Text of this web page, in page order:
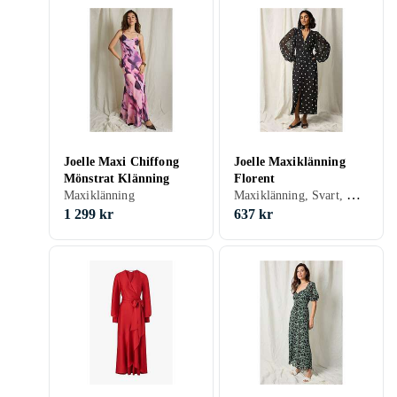
Joelle Maxi Chiffong
Mönstrat Klänning
Maxiklänning
1 299 kr
Joelle Maxiklänning
Florent
Maxiklänning, Svart, Grön, Rosa, Lila, 34
637 kr